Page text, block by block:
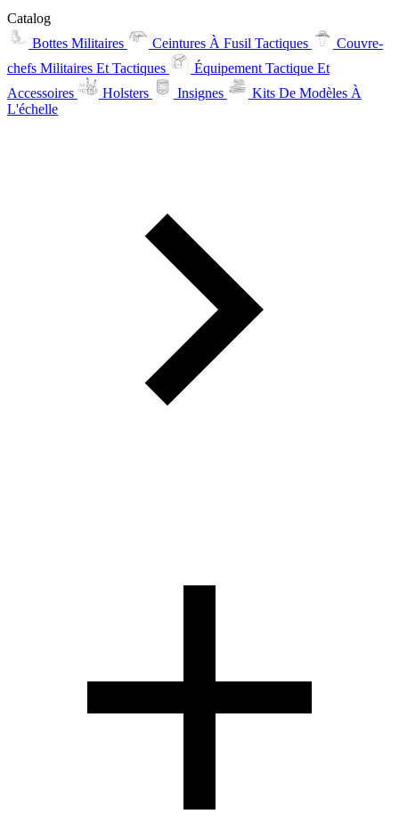
Catalog
Bottes Militaires
Ceintures À Fusil Tactiques
Couvre-
chefs Militaires Et Tactiques
Équipement Tactique Et
Accessoires
Holsters Insignes
Kits De Modèles À
L'échelle